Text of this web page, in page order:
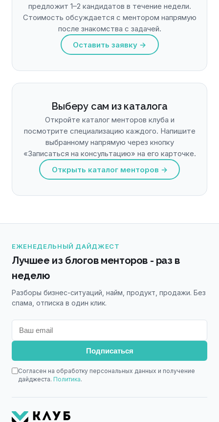
предложит 1–2 кандидатов в течение недели.
Стоимость обсуждается с ментором напрямую
после знакомства с задачей.
Оставить заявку →
Выберу сам из каталога
Откройте каталог менторов клуба и
посмотрите специализацию каждого. Напишите
выбранному напрямую через кнопку
«Записаться на консультацию» на его карточке.
Открыть каталог менторов →
ЕЖЕНЕДЕЛЬНЫЙ ДАЙДЖЕСТ
Лучшее из блогов менторов - раз в
неделю
Разборы бизнес-ситуаций, найм, продукт, продажи. Без
спама, отписка в один клик.
Подписаться
Согласен на обработку персональных данных и получение
дайджеста. Политика.